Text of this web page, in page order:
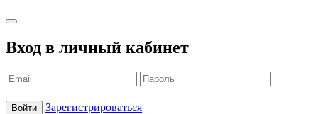
Вход в личный кабинет
Войти
Зарегистрироваться